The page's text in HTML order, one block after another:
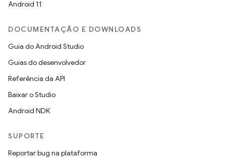
Android 11
DOCUMENTAÇÃO E DOWNLOADS
Guia do Android Studio
Guias do desenvolvedor
Referência da API
Baixar o Studio
Android NDK
SUPORTE
Reportar bug na plataforma